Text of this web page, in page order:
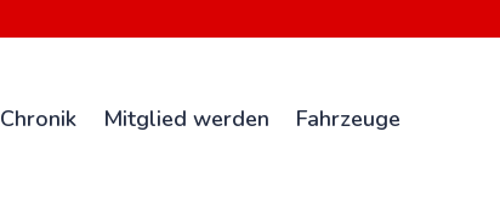
Chronik Mitglied werden Fahrzeuge